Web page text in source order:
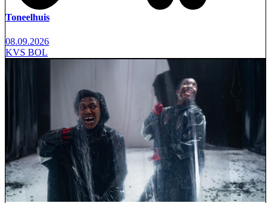
Toneelhuis
08.09.2026
KVS BOL